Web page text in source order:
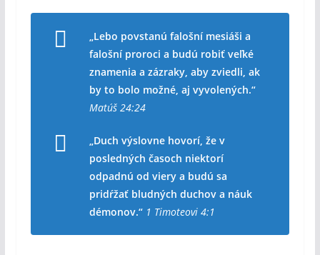
„Lebo povstanú falošní mesiáši a
falošní proroci a budú robiť veľké
znamenia a zázraky, aby zviedli, ak
by to bolo možné, aj vyvolených.“
Matúš 24:24
„Duch výslovne hovorí, že v
posledných časoch niektorí
odpadnú od viery a budú sa
pridŕžať bludných duchov a náuk
démonov.“ 1 Timoteovi 4:1